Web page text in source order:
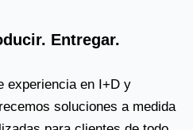
Entregar.
experiencia en I+D y
soluciones a medida